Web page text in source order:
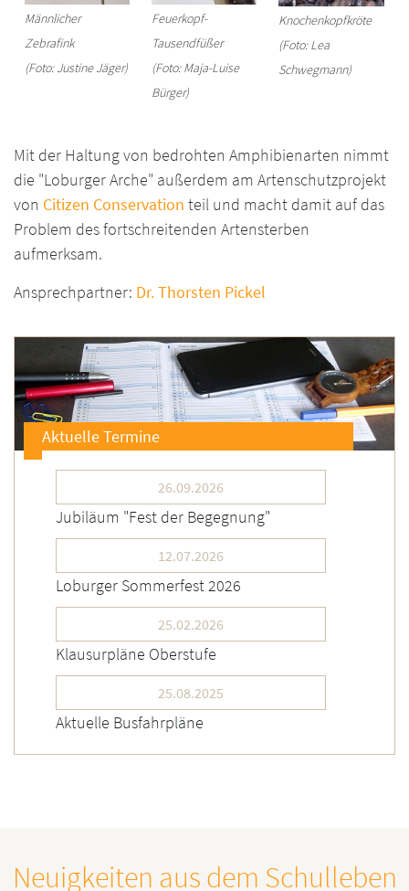
Männlicher
Zebrafink
(Foto: Justine Jäger)
Feuerkopf-
Tausendfüßer
(Foto: Maja-Luise
Bürger)
Knochenkopfkröte
(Foto: Lea
Schwegmann)
Mit der Haltung von bedrohten Amphibienarten nimmt
die "Loburger Arche" außerdem am Artenschutzprojekt
von Citizen Conservation teil und macht damit auf das
Problem des fortschreitenden Artensterben
aufmerksam.
Ansprechpartner: Dr. Thorsten Pickel
Aktuelle Termine
26.09.2026
Jubiläum "Fest der Begegnung"
12.07.2026
Loburger Sommerfest 2026
25.02.2026
Klausurpläne Oberstufe
25.08.2025
Aktuelle Busfahrpläne
Neuigkeiten aus dem Schulleben